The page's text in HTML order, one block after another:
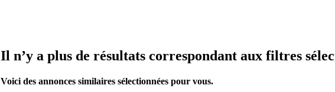
Il n’y a plus de résultats correspondant aux filtres
Voici des annonces similaires sélectionnées pour vous.